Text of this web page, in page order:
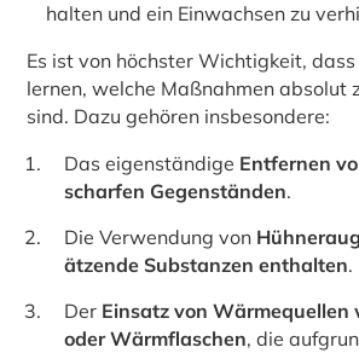
halten und ein Einwachsen zu
Es ist von höchster Wichtigkeit,
lernen, welche Maßnahmen absolut
sind. Dazu gehören insbesondere:
Das eigenständige Entfernen
scharfen Gegenständen.
Die Verwendung von
ätzende Substanzen enthalten.
Der Einsatz von Wärmequellen
oder Wärmflaschen, die